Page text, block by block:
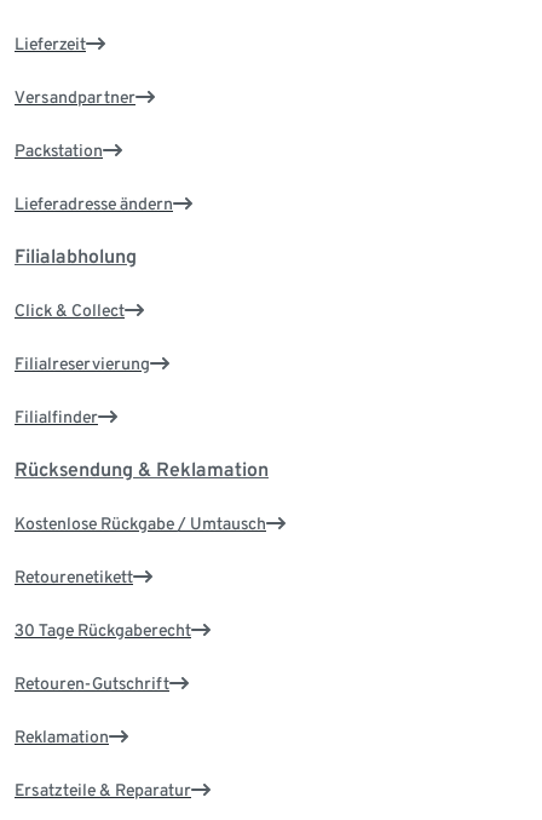
Lieferzeit
Versandpartner
Packstation
Lieferadresse ändern
Filialabholung
Click & Collect
Filialreservierung
Filialfinder
Rücksendung & Reklamation
Kostenlose Rückgabe / Umtausch
Retourenetikett
30 Tage Rückgaberecht
Retouren-Gutschrift
Reklamation
Ersatzteile & Reparatur